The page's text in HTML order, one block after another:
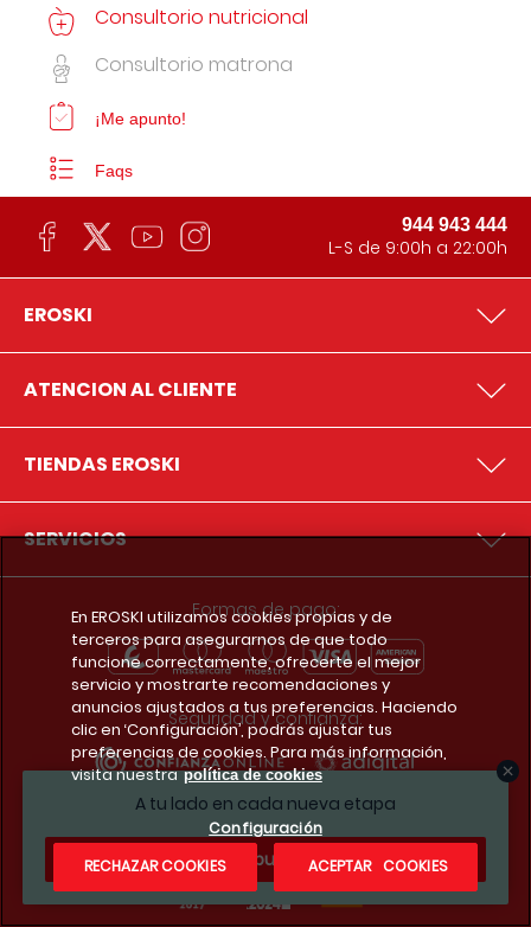
A tu lado en cada nueva etapa
¿Te apuntas?
Consultorio nutricional
Consultorio matrona
¡Me apunto!
Faqs
944 943 444
L-S de 9:00h a 22:00h
EROSKI
ATENCION AL CLIENTE
TIENDAS EROSKI
SERVICIOS
Formas de pago:
Seguridad y confianza:
Premios y reconocimientos:
En EROSKI utilizamos cookies propias y de
terceros para asegurarnos de que todo
funcione correctamente, ofrecerte el mejor
servicio y mostrarte recomendaciones y
anuncios ajustados a tus preferencias. Haciendo
clic en ‘Configuración’, podrás ajustar tus
preferencias de cookies. Para más información,
visita nuestra política de cookies
Configuración
RECHAZAR COOKIES
ACEPTAR COOKIES